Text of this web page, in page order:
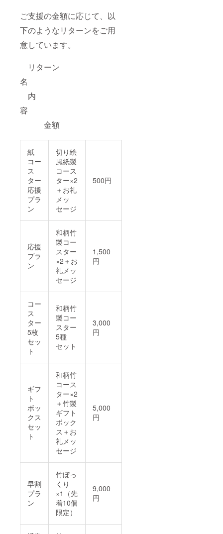
ご支援の金額に応じて、以
下のようなリターンをご用
意しています。
リターン
名
内
容
金額
紙
コー
ス
ター
応援
プラ
ン
切り絵
風紙製
コース
ター×2
＋お礼
メッ
セージ
500円
応援
プラ
ン
和柄竹
製コー
スター
×2＋お
礼メッ
セージ
1,500
円
コー
ス
ター
5枚
セッ
ト
和柄竹
製コー
スター
5種
セット
3,000
円
ギフ
ト
ボッ
クス
セッ
ト
和柄竹
コース
ター×2
＋竹製
ギフト
ボック
ス＋お
礼メッ
セージ
5,000
円
早割
プラ
ン
竹ぼっ
くり
×1（先
着10個
限定）
9,000
円